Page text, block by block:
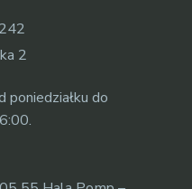
2
poniedziałku do